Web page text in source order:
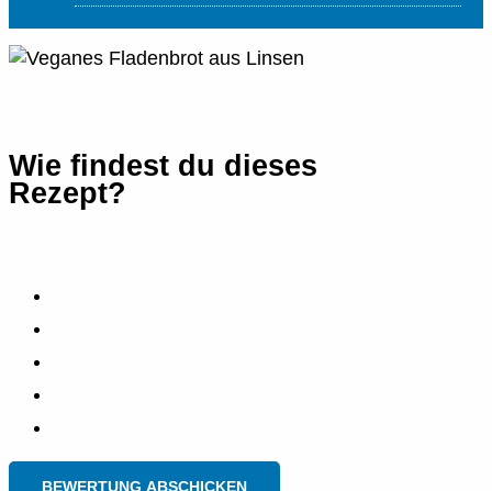
Wie findest du dieses
Rezept?
BEWERTUNG ABSCHICKEN